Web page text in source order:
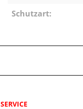
Schutzart:
SERVICE